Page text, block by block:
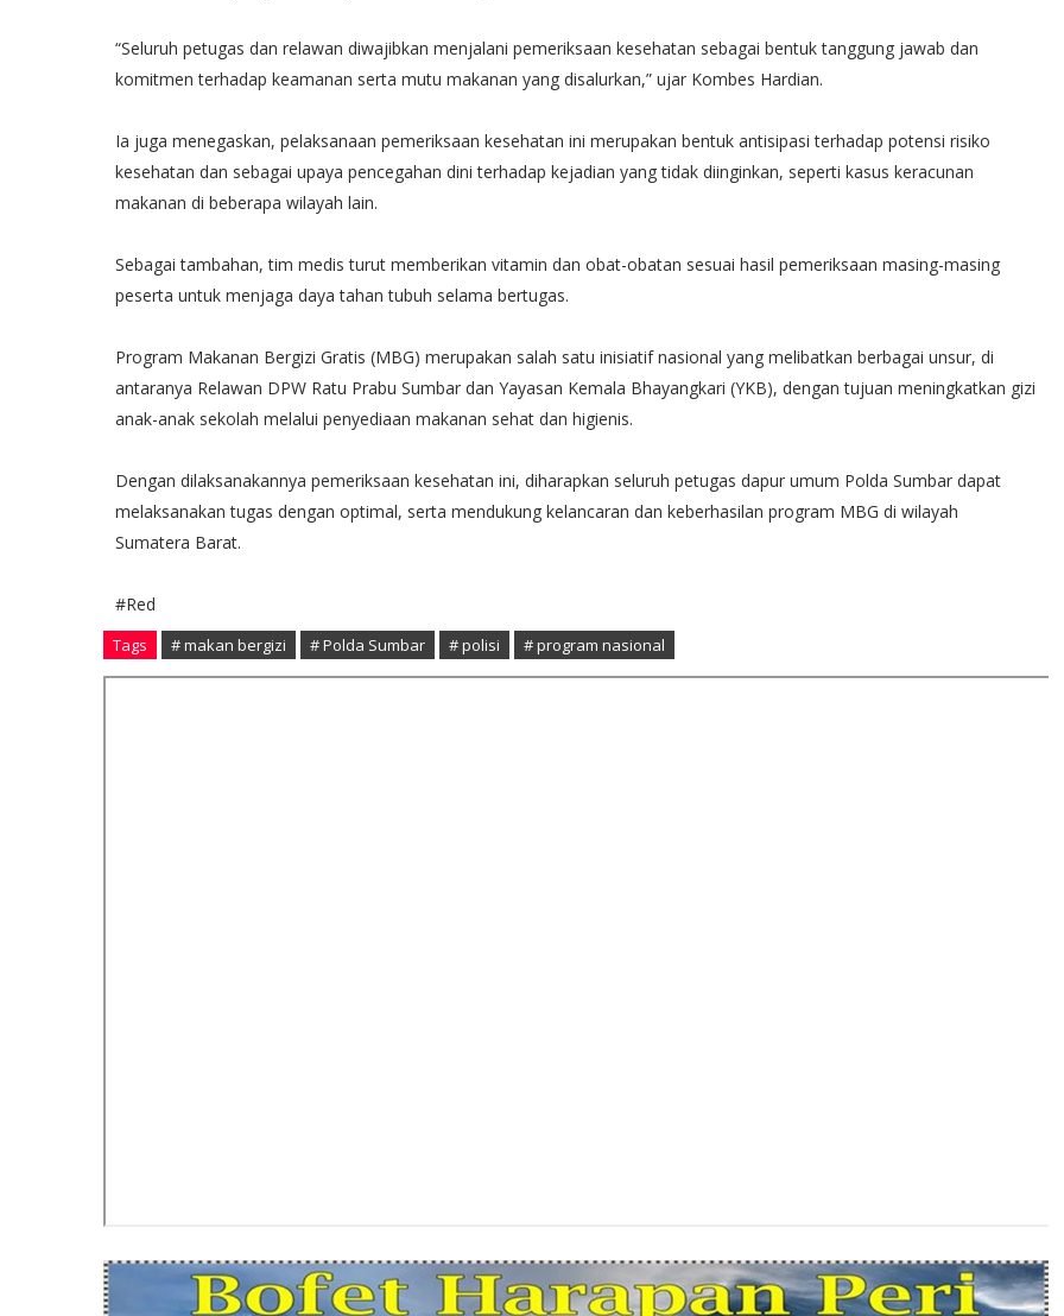
“Seluruh petugas dan relawan diwajibkan menjalani pemeriksaan kesehatan sebagai bentuk tanggung jawab dan
komitmen terhadap keamanan serta mutu makanan yang disalurkan,” ujar Kombes Hardian.
Ia juga menegaskan, pelaksanaan pemeriksaan kesehatan ini merupakan bentuk antisipasi terhadap potensi risiko
kesehatan dan sebagai upaya pencegahan dini terhadap kejadian yang tidak diinginkan, seperti kasus keracunan
makanan di beberapa wilayah lain.
Sebagai tambahan, tim medis turut memberikan vitamin dan obat-obatan sesuai hasil pemeriksaan masing-masing
peserta untuk menjaga daya tahan tubuh selama bertugas.
Program Makanan Bergizi Gratis (MBG) merupakan salah satu inisiatif nasional yang melibatkan berbagai unsur, di
antaranya Relawan DPW Ratu Prabu Sumbar dan Yayasan Kemala Bhayangkari (YKB), dengan tujuan meningkatkan gizi
anak-anak sekolah melalui penyediaan makanan sehat dan higienis.
Dengan dilaksanakannya pemeriksaan kesehatan ini, diharapkan seluruh petugas dapur umum Polda Sumbar dapat
melaksanakan tugas dengan optimal, serta mendukung kelancaran dan keberhasilan program MBG di wilayah
Sumatera Barat.
#Red
Tags # makan bergizi # Polda Sumbar # polisi # program nasional